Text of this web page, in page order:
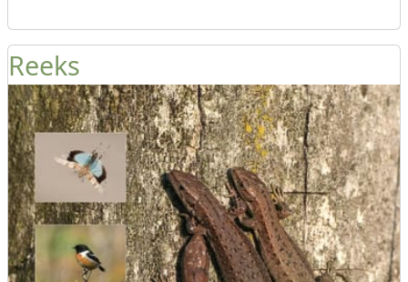
Reeks